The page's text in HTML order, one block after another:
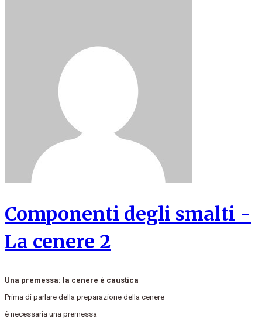
Componenti degli smalti -
La cenere 2
Una premessa: la cenere è caustica
Prima di parlare della preparazione della cenere
è necessaria una premessa